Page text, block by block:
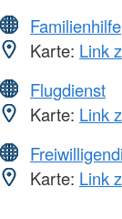
Familienhilfe
Karte: Link
Flugdienst
Karte: Link
Karte: Link